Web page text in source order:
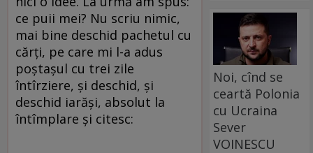
ce puii mei? Nu scriu nimic,
mai bine deschid pachetul cu
cărţi, pe care mi l-a adus
poştaşul cu trei zile
întîrziere, şi deschid, şi
deschid iarăşi, absolut la
întîmplare şi citesc:
Noi, cînd se
ceartă Polonia
cu Ucraina
Sever
VOINESCU